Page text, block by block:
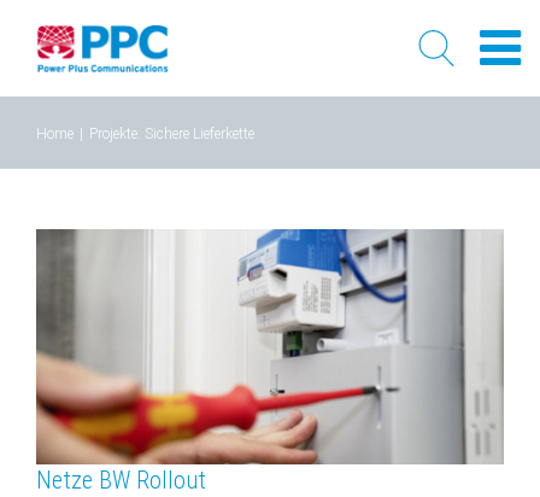
content
Home Projekte: Sichere Lieferkette
Netze BW Rollout